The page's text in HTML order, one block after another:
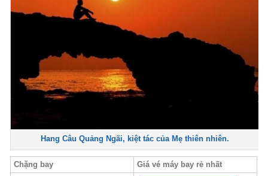
Hang Câu Quảng Ngãi, kiệt tác của Mẹ thiên nhiên.
Chặng bay Giá vé máy bay rẻ nhất